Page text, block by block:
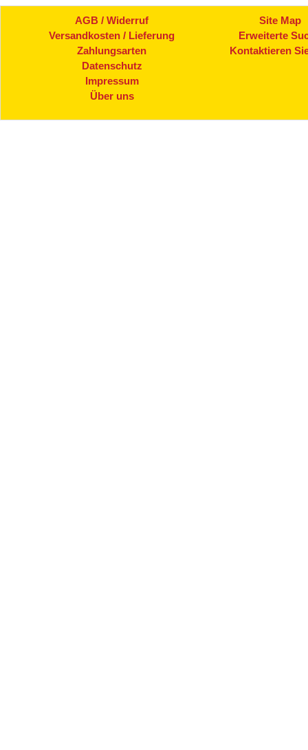
AGB / Widerruf
Versandkosten / Lieferung
Zahlungsarten
Datenschutz
Impressum
Über uns
Site Map
Erweiterte
Kontaktieren